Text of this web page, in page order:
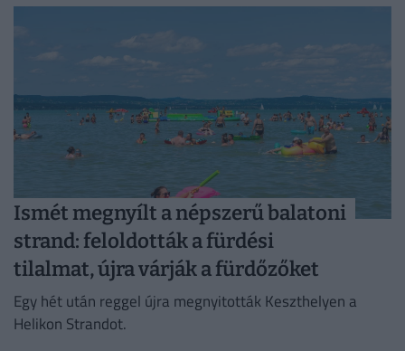
Ismét megnyílt a népszerű balatoni
strand: feloldották a fürdési
tilalmat, újra várják a fürdőzőket
Egy hét után reggel újra megnyitották Keszthelyen a
Helikon Strandot.